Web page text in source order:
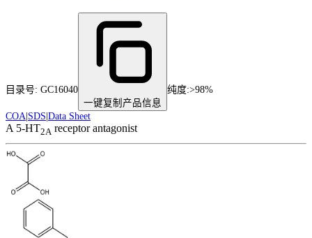
目录号: GC16040
一键复制产品信息
纯度:>98%
COA SDS Data Sheet
A 5-HT2A receptor antagonist